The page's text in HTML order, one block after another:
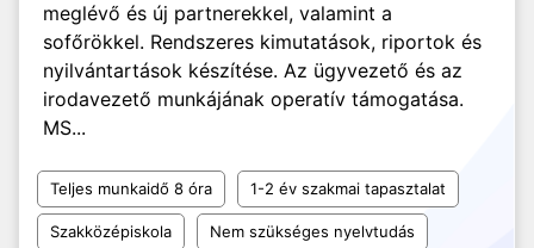
meglévő és új partnerekkel, valamint a
sofőrökkel. Rendszeres kimutatások, riportok és
nyilvántartások készítése. Az ügyvezető és az
irodavezető munkájának operatív támogatása.
MS...
Teljes munkaidő 8 óra 1-2 év szakmai tapasztalat
Szakközépiskola Nem szükséges nyelvtudás